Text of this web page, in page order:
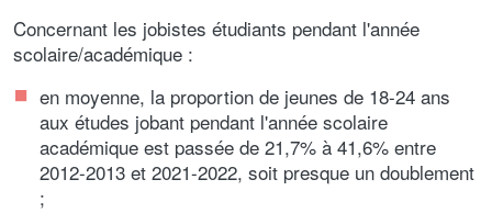
Concernant les jobistes étudiants pendant l'année
scolaire/académique :
en moyenne, la proportion de jeunes de 18-24 ans
aux études jobant pendant l'année scolaire
académique est passée de 21,7% à 41,6% entre
2012-2013 et 2021-2022, soit presque un doublement
;